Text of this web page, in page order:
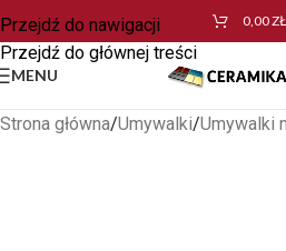
Przejdź do nawigacji
Przejdź do głównej treści
0,00ZŁ
MENU
Strona główna/Umywalki/Umywalki